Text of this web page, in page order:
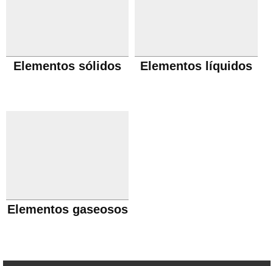
Elementos sólidos Elementos líquidos
Elementos gaseosos